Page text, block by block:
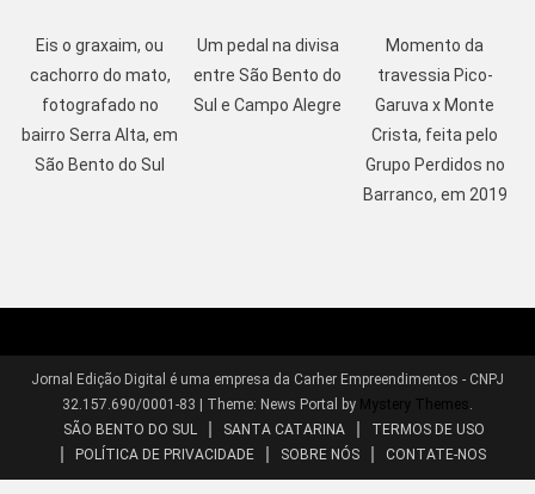
Eis o graxaim, ou
cachorro do mato,
fotografado no
bairro Serra Alta, em
São Bento do Sul
Um pedal na divisa
entre São Bento do
Sul e Campo Alegre
Momento da
travessia Pico-
Garuva x Monte
Crista, feita pelo
Grupo Perdidos no
Barranco, em 2019
Jornal Edição Digital é uma empresa da Carher Empreendimentos - CNPJ
32.157.690/0001-83
Theme: News Portal by Mystery Themes .
SÃO BENTO DO SUL
SANTA CATARINA
TERMOS DE USO
POLÍTICA DE PRIVACIDADE
SOBRE NÓS CONTATE-NOS